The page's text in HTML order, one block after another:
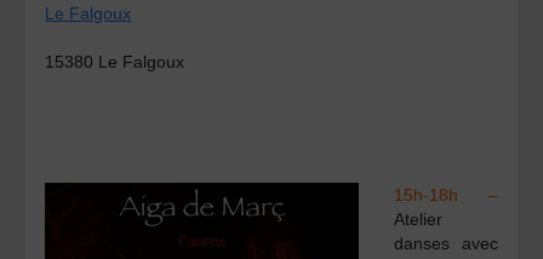
Le Falgoux
15380 Le Falgoux
15h-18h –
Atelier
danses avec